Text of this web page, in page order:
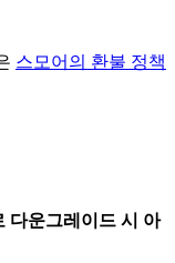
스모어의 환불 정책
다운그레이드 시 아